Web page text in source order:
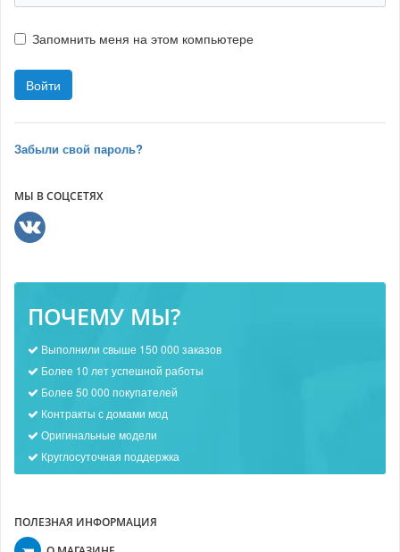
Запомнить меня на этом компьютере
Забыли свой пароль?
МЫ В СОЦСЕТЯХ
ПОЧЕМУ МЫ?
Выполнили свыше 150 000 заказов
Более 10 лет успешной работы
Более 50 000 покупателей
Контракты с домами мод
Оригинальные модели
Круглосуточная поддержка
ПОЛЕЗНАЯ ИНФОРМАЦИЯ